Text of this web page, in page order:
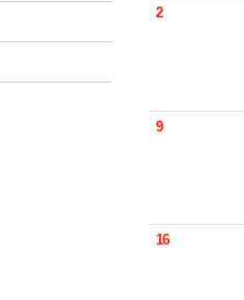
2
9
16